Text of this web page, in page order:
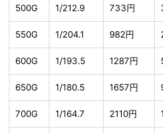
500G 1/212.9 733円
550G 1/204.1 982円
600G 1/193.5 1287円
650G 1/180.5 1657円
700G 1/164.7 2110円